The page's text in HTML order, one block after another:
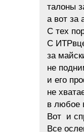
талоны
а вот за
С тех
С
за
не
и его
не
в любое
Вот и
Все